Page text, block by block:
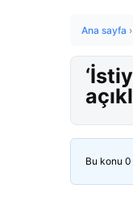
Ana sayfa ›
Bu konu 0